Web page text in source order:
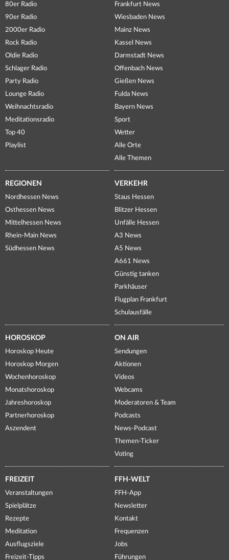
80er Radio
90er Radio
2000er Radio
Rock Radio
Oldie Radio
Schlager Radio
Party Radio
Lounge Radio
Weihnachtsradio
Meditationsradio
Top 40
Playlist
Frankfurt News
Wiesbaden News
Mainz News
Kassel News
Darmstadt News
Offenbach News
Gießen News
Fulda News
Bayern News
Sport
Wetter
Alle Orte
Alle Themen
REGIONEN
Nordhessen News
Osthessen News
Mittelhessen News
Rhein-Main News
Südhessen News
VERKEHR
Staus Hessen
Blitzer Hessen
Unfälle Hessen
A3 News
A5 News
A661 News
Günstig tanken
Parkhäuser
Flugplan Frankfurt
Schulausfälle
HOROSKOP
Horoskop Heute
Horoskop Morgen
Wochenhoroskop
Monatshoroskop
Jahreshoroskop
Partnerhoroskop
Aszendent
ON AIR
Sendungen
Aktionen
Videos
Webcams
Moderatoren & Team
Podcasts
News-Podcast
Themen-Ticker
Voting
FREIZEIT
Veranstaltungen
Spielplätze
Rezepte
Meditation
Ausflugsziele
Freizeit-Tipps
FFH-WELT
FFH-App
Newsletter
Kontakt
Frequenzen
Jobs
Führungen